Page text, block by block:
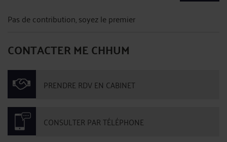
Pas de contribution, soyez le premier
CONTACTER ME CHHUM
PRENDRE RDV EN CABINET
CONSULTER PAR TÉLÉPHONE